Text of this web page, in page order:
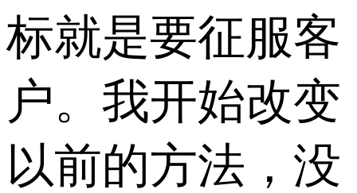
标就是要征服客
户。我开始改变
以前的方法，没